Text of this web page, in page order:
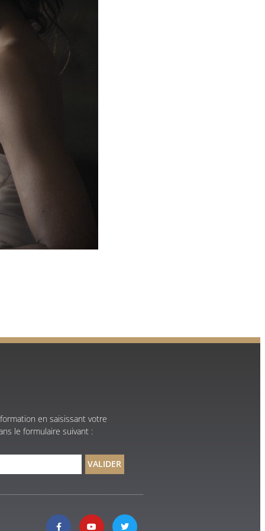
en saisissant votre
le formulaire suivant :
VALIDER